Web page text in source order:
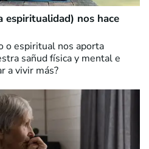
espiritualidad) nos hace
o espiritual nos aporta
sañud física y mental e
a vivir más?